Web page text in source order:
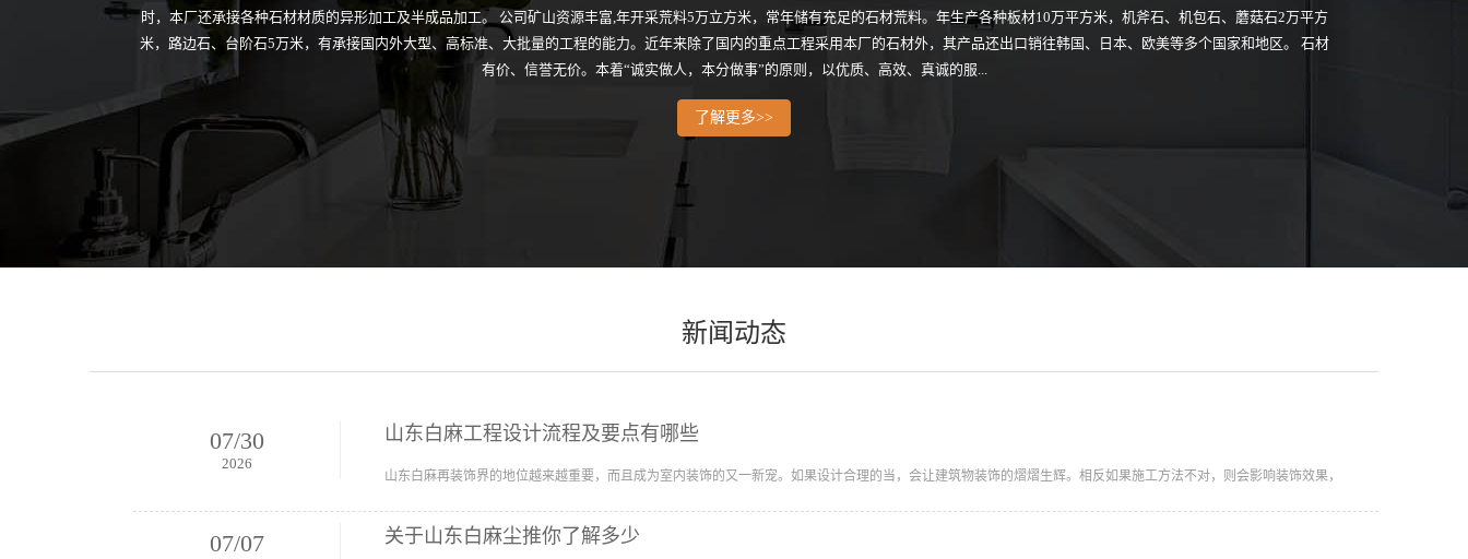
时，本厂还承接各种石材材质的异形加工及半成品加工。 公司矿山资源丰富,年开采荒料5万立方米，常年储有充足的石材荒料。年生产各种板材10万平方米，机斧石、机包石、蘑菇石2万平方
米，路边石、台阶石5万米，有承接国内外大型、高标准、大批量的工程的能力。近年来除了国内的重点工程采用本厂的石材外，其产品还出口销往韩国、日本、欧美等多个国家和地区。 石材
有价、信誉无价。本着“诚实做人，本分做事”的原则，以优质、高效、真诚的服...
了解更多>>
新闻动态
07/30
2026
山东白麻工程设计流程及要点有哪些
山东白麻再装饰界的地位越来越重要，而且成为室内装饰的又一新宠。如果设计合理的当，会让建筑物装饰的熠熠生辉。相反如果施工方法不对，则会影响装饰效果，
07/07 关于山东白麻尘推你了解多少